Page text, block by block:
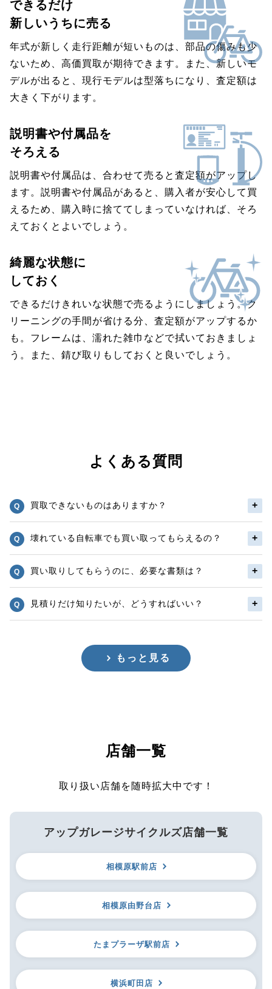
できるだけ
新しいうちに売る
年式が新しく走行距離が短いものは、部品の傷みも少
ないため、高価買取が期待できます。また、新しいモ
デルが出ると、現行モデルは型落ちになり、査定額は
大きく下がります。
説明書や付属品を
そろえる
説明書や付属品は、合わせて売ると査定額がアップし
ます。説明書や付属品があると、購入者が安心して買
えるため、購入時に捨ててしまっていなければ、そろ
えておくとよいでしょう。
綺麗な状態に
しておく
できるだけきれいな状態で売るようにしましょう。ク
リーニングの手間が省ける分、査定額がアップするか
も。フレームは、濡れた雑巾などで拭いておきましょ
う。また、錆び取りもしておくと良いでしょう。
よくある質問
買取できないものはありますか？
壊れている自転車でも買い取ってもらえるの？
買い取りしてもらうのに、必要な書類は？
見積りだけ知りたいが、どうすればいい？
もっと見る
店舗一覧
取り扱い店舗を随時拡大中です！
アップガレージサイクルズ店舗一覧
相模原駅前店
相模原由野台店
たまプラーザ駅前店
横浜町田店